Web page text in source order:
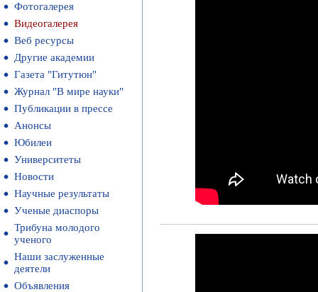
Фотогалерея
Видеогалерея
Веб ресурсы
Другие академии
Газета "Гитутюн"
Журнал "В мире науки"
Публикации в прессе
Анонсы
Юбилеи
Университеты
Новости
Научные результаты
Ученые диаспоры
Трибуна молодого
ученого
Наши заслуженные
деятели
Объявления